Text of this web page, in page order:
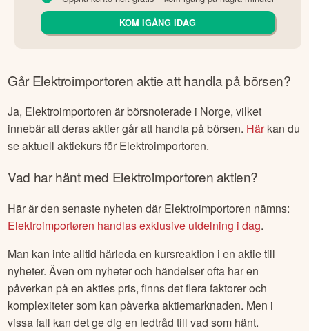
KOM IGÅNG IDAG
GårElektroimportorenaktie att handla på börsen?
Ja, Elektroimportoren är börsnoterade i Norge, vilket
innebär att deras aktier går att handla på börsen. Härkan du
se aktuell aktiekurs för Elektroimportoren.
Vad har hänt med Elektroimportorenaktien?
Här är den senaste nyheten där Elektroimportoren nämns:
Elektroimportøren handlas exklusive utdelning i dag.
Man kan inte alltid härleda en kursreaktion i en aktie till
nyheter. Även om nyheter och händelser ofta har en
påverkan på en akties pris, finns det flera faktorer och
komplexiteter som kan påverka aktiemarknaden. Men i
vissa fall kan det ge dig en ledtråd till vad som hänt.